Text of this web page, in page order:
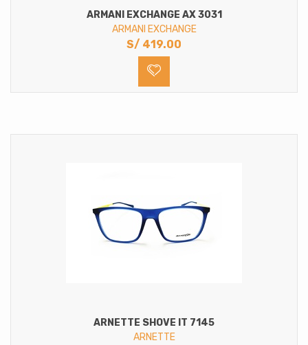
ARMANI EXCHANGE AX 3031
ARMANI EXCHANGE
S/ 419.00
ARNETTE SHOVE IT 7145
ARNETTE